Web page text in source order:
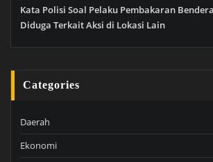
Kata Polisi Soal Pelaku Pembakaran
Diduga Terkait Aksi di Lokasi Lain
Categories
Daerah
Ekonomi